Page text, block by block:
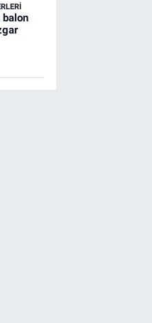
balon